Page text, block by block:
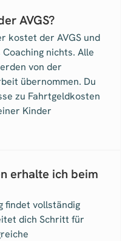
AVGS?
kostet der AVGS und
nichts. Alle
von der
übernommen. Du
zu Fahrtgeldkosten
Kinder
erhalte ich beim
findet vollständig
dich Schritt für